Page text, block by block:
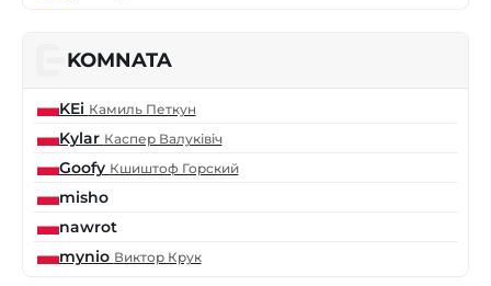
KOMNATA
KEi Камиль Петкун
Kylar Каспер Валуківіч
Goofy Кшиштоф Горский
misho
nawrot
mynio Виктор Крук